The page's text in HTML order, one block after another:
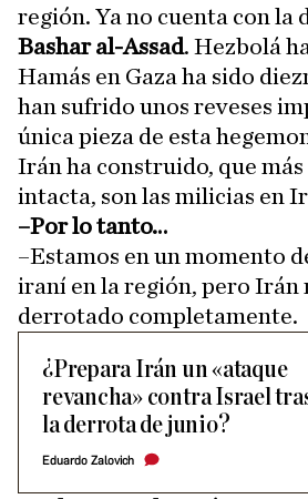
región. Ya no cuenta con la
Bashar al-Assad. Hezbolá
Hamás en Gaza ha sido
han sufrido unos reveses
única pieza de esta
Irán ha construido, que más
intacta, son las milicias en
–Por lo tanto…
–Estamos en un momento
iraní en la región, pero Irán
derrotado completamente.
¿Prepara Irán un «ataque
revancha» contra Israel
la derrota de junio?
Eduardo Zalovich